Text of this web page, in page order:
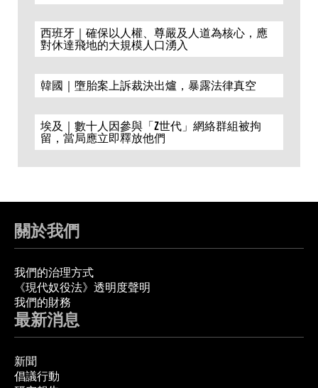
西班牙｜確保以人權、尊嚴及人道為核心，應
對休達飛地的大規模人口湧入
韓國｜墮胎案上訴裁決出爐，暴露法律真空
埃及｜數十人因參與「Z世代」網絡群組被拘
留，當局應立即釋放他們
關於我們
我們的治理方式
《現代奴役法》透明度聲明
我們的財務
最新消息
新聞
倡議行動